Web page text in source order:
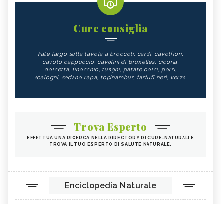
Cure consiglia
Fate largo sulla tavola a broccoli, cardi, cavolfiori,
cavolo cappuccio, cavolini di Bruxelles, cicoria,
dolcetta, finocchio, funghi, patate dolci, porri,
scalogni, sedano rapa, topinambur, tartufi neri, verze.
Trova Esperto
EFFETTUA UNA RICERCA NELLA DIRECTORY DI CURE-NATURALI E
TROVA IL TUO ESPERTO DI SALUTE NATURALE.
Enciclopedia Naturale